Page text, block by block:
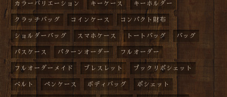
カラーバリエーション キーケース キーホルダー
クラッチバッグ コインケース コンパクト財布
ショルダーバッグ スマホケース トートバッグ バッグ
パスケース パターンオーダー フルオーダー
フルオーダーメイド ブレスレット プックリポシェット
ベルト ペンケース ボディバッグ ポシェット